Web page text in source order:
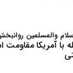
والمسلمین
با آمریکا